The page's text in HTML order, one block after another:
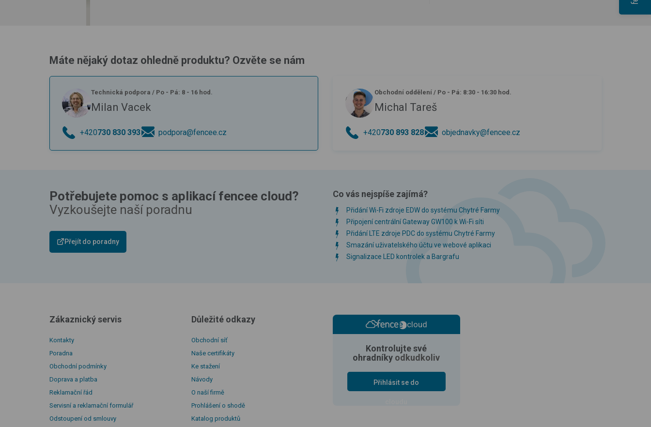
Máte nějaký dotaz ohledně produktu? Ozvěte se nám
Technická podpora / Po - Pá: 8 - 16 hod.
Milan Vacek
+420730 830 393 podpora@fencee.cz
Obchodní oddělení / Po - Pá: 8:30 - 16:30 hod.
Michal Tareš
+420730 893 828 objednavky@fencee.cz
Potřebujete pomoc s aplikací fencee cloud?
Vyzkoušejte naší poradnu
Přejít do poradny
Co vás nejspíše zajímá?
Přidání Wi-Fi zdroje EDW do systému Chytré Farmy
Připojení centrální Gateway GW100 k Wi-Fi síti
Přidání LTE zdroje PDC do systému Chytré Farmy
Smazání uživatelského účtu ve webové aplikaci
Signalizace LED kontrolek a Bargrafu
Zákaznický servis
Kontakty
Poradna
Obchodní podmínky
Doprava a platba
Reklamační řád
Servisní a reklamační formulář
Odstoupení od smlouvy
Důležité odkazy
Obchodní síť
Naše certifikáty
Ke stažení
Návody
O naší firmě
Prohlášení o shodě
Katalog produktů
cloud
Kontrolujte své
ohradníky odkudkoliv
Přihlásit se do